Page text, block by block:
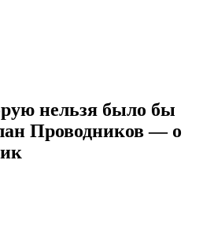
нельзя было бы
Проводников — о